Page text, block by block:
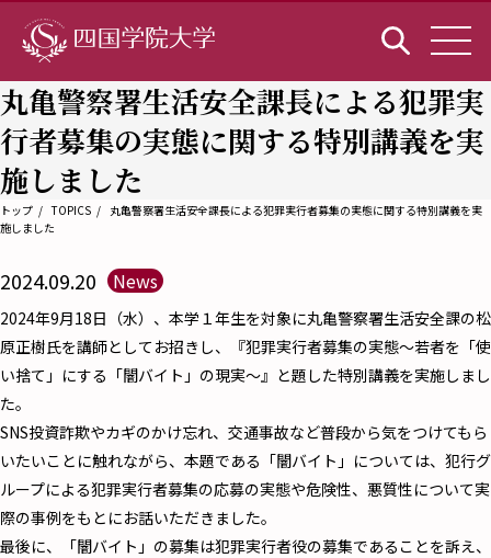
丸亀警察署生活安全課長による犯罪実
行者募集の実態に関する特別講義を実
施しました
トップ TOPICS
丸亀警察署生活安全課長による犯罪実行者募集の実態に関する特別講義を実
施しました
2024.09.20 News
2024年9月18日（水）、本学１年生を対象に丸亀警察署生活安全課の松
原正樹氏を講師としてお招きし、『犯罪実行者募集の実態〜若者を「使
い捨て」にする「闇バイト」の現実〜』と題した特別講義を実施しまし
た。
SNS投資詐欺やカギのかけ忘れ、交通事故など普段から気をつけてもら
いたいことに触れながら、本題である「闇バイト」については、犯行グ
ループによる犯罪実行者募集の応募の実態や危険性、悪質性について実
際の事例をもとにお話いただきました。
最後に、「闇バイト」の募集は犯罪実行者役の募集であることを訴え、